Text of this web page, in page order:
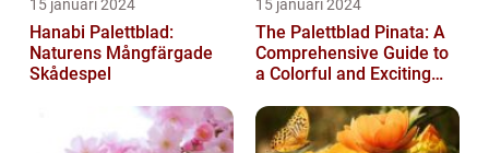
15 januari 2024
Hanabi Palettblad:
Naturens Mångfärgade
Skådespel
15 januari 2024
The Palettblad Pinata: A
Comprehensive Guide to
a Colorful and Exciting